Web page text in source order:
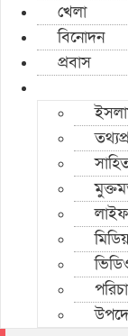
খেলা
বিনোদন
প্রবাস